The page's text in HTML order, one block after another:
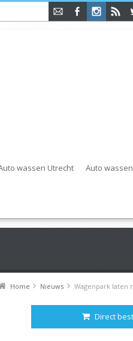
wassen Utrecht
Auto
Home Nieuws Wagenpark laten
Direct